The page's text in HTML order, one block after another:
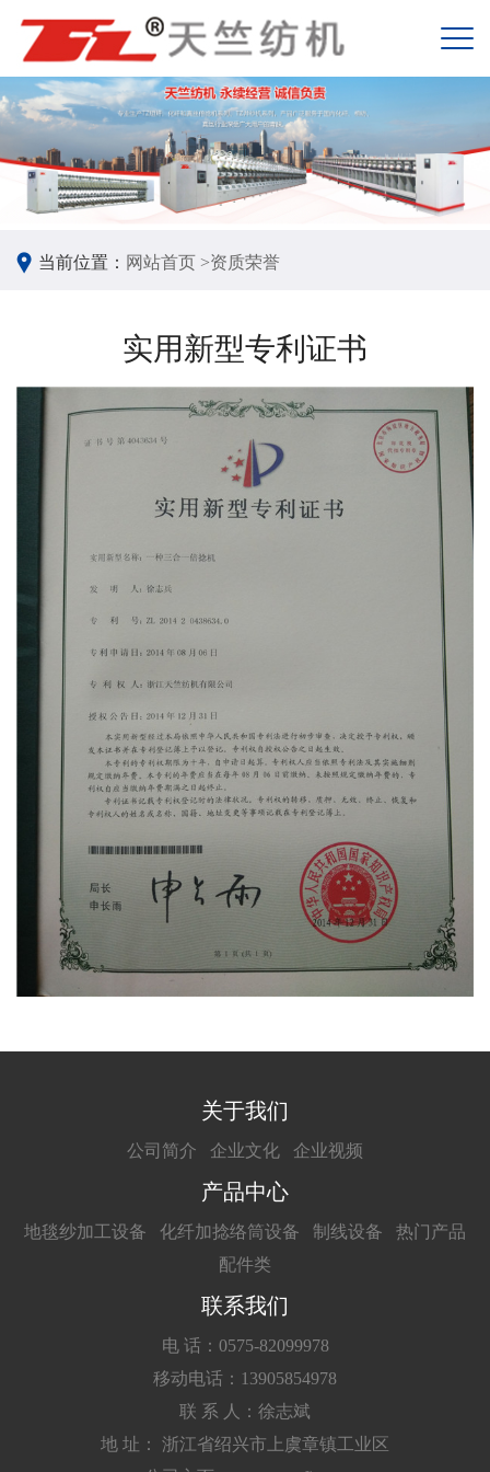
当前位置： 网站首页 >资质荣誉
实用新型专利证书
关于我们
公司简介 企业文化 企业视频
产品中心
地毯纱加工设备 化纤加捻络筒设备 制线设备
热门产品
配件类
联系我们
电 话：0575-82099978
移动电话：13905854978
联 系 人：徐志斌
地 址： 浙江省绍兴市上虞章镇工业区